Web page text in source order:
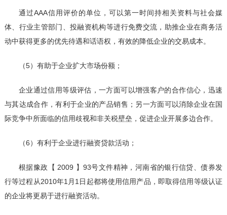
通过AAA信用评价的单位，可以第一时间持相关资料与社会媒
体、行业主管部门、投融资机构等进行免费交流，助推企业在商务活
动中获得更多的优先待遇和话语权，有效的降低企业的交易成本。
（5）有助于企业扩大市场份额；
企业通过信用等级评估，一方面可以增强客户的合作信心，迅速
与其达成合作，有利于企业的产品销售；另一方面可以消除企业在国
际竞争中所面临的信用歧视和非关税壁垒，促进企业开展多边合作。
（6）有利于企业进行融资贷款活动；
根据豫政【 2009 】93号文件精神，河南省的银行信贷、债券发
行等过程从2010年1月1日起都将使用信用产品，即取得信用等级认证
的企业将更易于进行融资活动。